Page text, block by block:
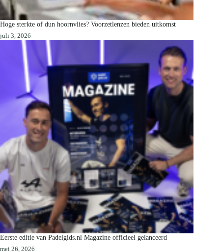
Hoge sterkte of dun hoornvlies? Voorzetlenzen bieden uitkomst
juli 3, 2026
Eerste editie van Padelgids.nl Magazine officieel gelanceerd
mei 26, 2026